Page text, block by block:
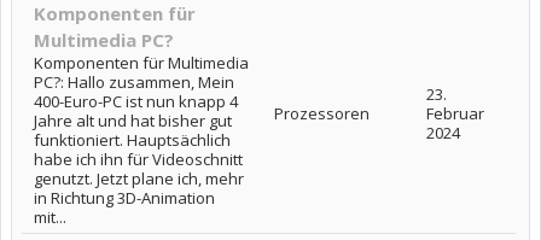
Komponenten für
Multimedia PC?
Komponenten für Multimedia
PC?: Hallo zusammen, Mein
400-Euro-PC ist nun knapp 4
Jahre alt und hat bisher gut
funktioniert. Hauptsächlich
habe ich ihn für Videoschnitt
genutzt. Jetzt plane ich, mehr
in Richtung 3D-Animation
mit...
Prozessoren
23.
Februar
2024